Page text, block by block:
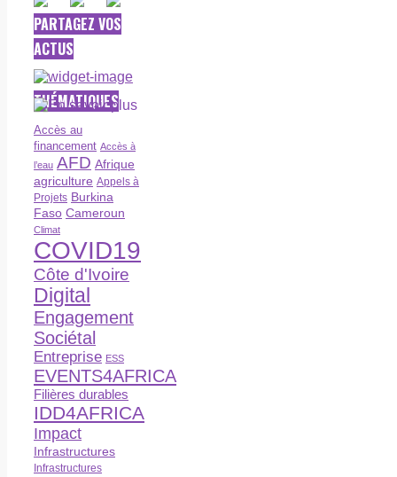
PARTAGEZ VOS
ACTUS
THÉMATIQUES
Accès au
financement Accès à
l’eau AFD Afrique
agriculture Appels à
Projets Burkina
Faso Cameroun
Climat
COVID19
Côte d'Ivoire
Digital
Engagement
Sociétal
Entreprise ESS
EVENTS4AFRICA
Filières durables
IDD4AFRICA
Impact
Infrastructures
Infrastructures